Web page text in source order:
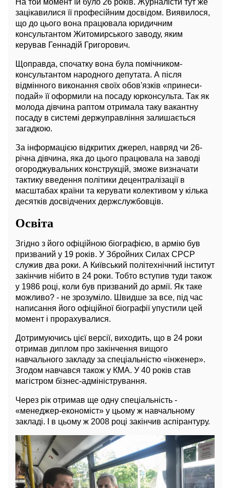
На той момент їй було 26 років. Журналісти тут же
зацікавилися її професійним досвідом. Виявилося,
що до цього вона працювала юридичним
консультантом Житомирського заводу, яким
керував Геннадій Григорович.
Щоправда, спочатку вона була помічником-
консультантом народного депутата. А після
відмінного виконання своїх обов'язків «принеси-
подай» її оформили на посаду юрконсульта. Так як
молода дівчина раптом отримала таку вакантну
посаду в системі держуправління залишається
загадкою.
За інформацією відкритих джерел, навряд чи 26-
річна дівчина, яка до цього працювала на заводі
огороджувальних конструкцій, зможе визначати
тактику введення політики децентралізації в
масштабах країни та керувати колективом у кілька
десятків досвідчених держслужбовців.
Освіта
Згідно з його офіційною біографією, в армію був
призваний у 19 років. У Збройних Силах СРСР
служив два роки. А Київський політехнічний інститут
закінчив нібито в 24 роки. Тобто вступив туди також
у 1986 році, коли був призваний до армії. Як таке
можливо? - не зрозуміло. Швидше за все, під час
написання його офіційної біографії упустили цей
момент і прорахувалися.
Дотримуючись цієї версії, виходить, що в 24 роки
отримав диплом про закінчення вищого
навчального закладу за спеціальністю «інженер».
Згодом навчався також у КМА. У 40 років став
магістром бізнес-адміністрування.
Через рік отримав ще одну спеціальність -
«менеджер-економіст» у цьому ж навчальному
закладі. І в цьому ж 2008 році закінчив аспірантуру.